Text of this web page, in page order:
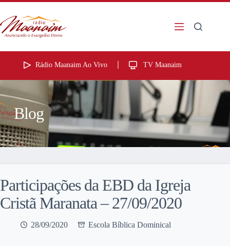
Rádio Maanaim Ao Vivo TV Maanaim
Blog
Participações da EBD da Igreja
Cristã Maranata – 27/09/2020
28/09/2020 Escola Bíblica Dominical